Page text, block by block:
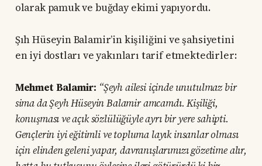
olarak pamuk ve buğday ekimi yapıyordu.
Şıh Hüseyin Balamir’in kişiliğini ve şahsiyetini
en iyi dostları ve yakınları tarif etmektedirler:
Mehmet Balamir: “Şeyh ailesi içinde unutulmaz bir
sima da Şeyh Hüseyin Balamir amcamdı. Kişiliği,
konuşması ve açık sözlülüğüyle ayrı bir yere sahipti.
Gençlerin iyi eğitimli ve topluma layık insanlar olması
için elinden geleni yapar, davranışlarımızı gözetime alır,